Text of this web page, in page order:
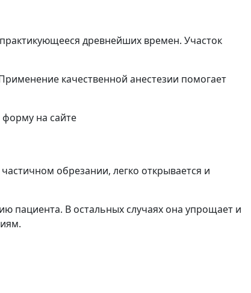
древнейших времен. Участок
качественной анестезии помогает
на сайте
обрезании, легко открывается и
пациента. В остальных случаях она упрощает и